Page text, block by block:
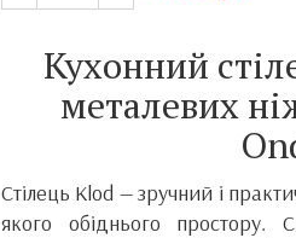
Кухонний
металевих
Стілець Klod — зручний і
якого обіднього